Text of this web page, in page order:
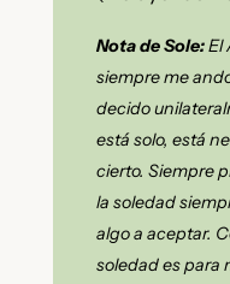
Nota de Sole:El
siempre me
decido
está solo, está
cierto. Siempre
la soledad
algo a aceptar.
soledad es para